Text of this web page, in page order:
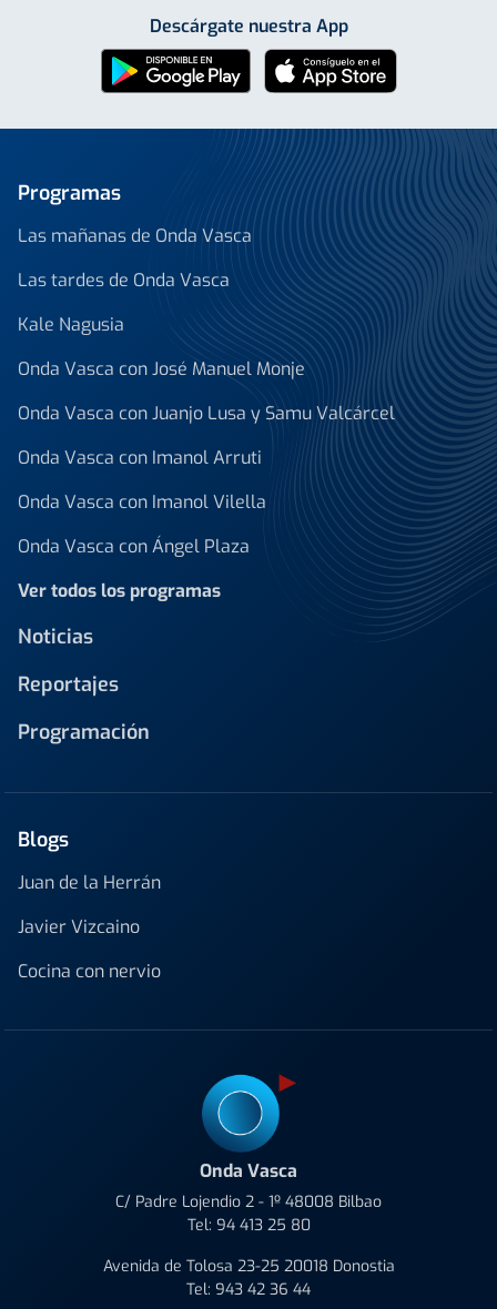
Descárgate nuestra App
Programas
Las mañanas de Onda Vasca
Las tardes de Onda Vasca
Kale Nagusia
Onda Vasca con José Manuel Monje
Onda Vasca con Juanjo Lusa y Samu Valcárcel
Onda Vasca con Imanol Arruti
Onda Vasca con Imanol Vilella
Onda Vasca con Ángel Plaza
Ver todos los programas
Noticias
Reportajes
Programación
Blogs
Juan de la Herrán
Javier Vizcaino
Cocina con nervio
Onda Vasca
C/ Padre Lojendio 2 - 1º 48008 Bilbao
Tel: 94 413 25 80
Avenida de Tolosa 23-25 20018 Donostia
Tel: 943 42 36 44